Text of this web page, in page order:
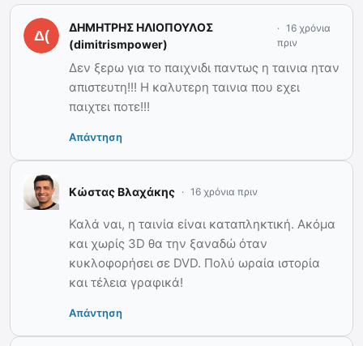
ΔΗΜΗΤΡΗΣ ΗΛΙΟΠΟΥΛΟΣ
(dimitrismpower)
16 χρόνια
πριν
Δεν ξερω για το παιχνιδι παντως η ταινια ηταν
απιστευτη!!! Η καλυτερη ταινια που εχει
παιχτει ποτε!!!
Απάντηση
Κώστας Βλαχάκης 16 χρόνια πριν
Καλά ναι, η ταινία είναι καταπληκτική. Ακόμα
και χωρίς 3D θα την ξαναδώ όταν
κυκλοφορήσει σε DVD. Πολύ ωραία ιστορία
και τέλεια γραφικά!
Απάντηση